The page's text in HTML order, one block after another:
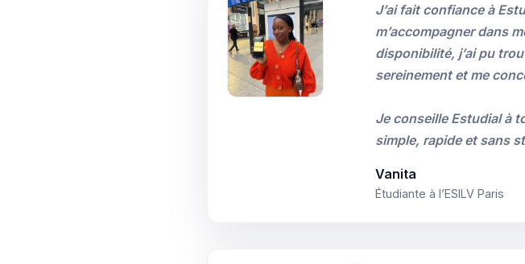
J’ai fait confiance à
m’accompagner dans
disponibilité, j’ai pu
sereinement et me
Je conseille Estudial à
simple, rapide et sans
Vanita
Étudiante à l’ESILV Paris